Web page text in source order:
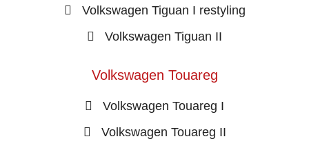
Volkswagen Tiguan I restyling
Volkswagen Tiguan II
Volkswagen Touareg
Volkswagen Touareg I
Volkswagen Touareg II